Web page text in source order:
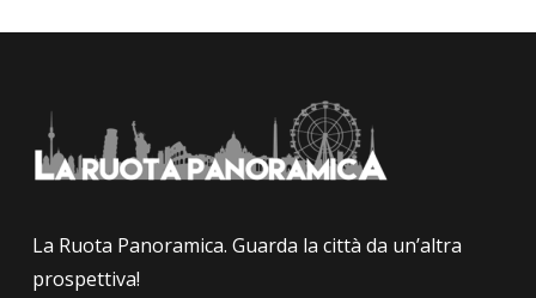
La Ruota Panoramica. Guarda la città da un’altra
prospettiva!